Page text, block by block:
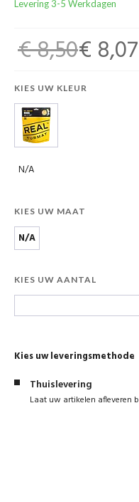
Levering 3-5 Werkdagen
€ 8,50€ 8,07
KIES UW KLEUR
N/A
KIES UW MAAT
N/A
KIES UW AANTAL
Kies uw leveringsmethode
Thuislevering
Laat uw artikelen afleveren